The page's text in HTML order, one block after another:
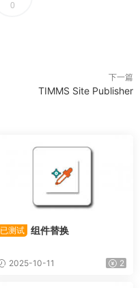
0
下一篇
TIMMS Site Publisher
已测试 组件替换
2025-10-11 2